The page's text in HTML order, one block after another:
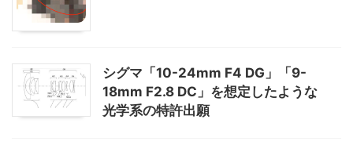
シグマ「10-24mm F4 DG」「9-
18mm F2.8 DC」を想定したような
光学系の特許出願